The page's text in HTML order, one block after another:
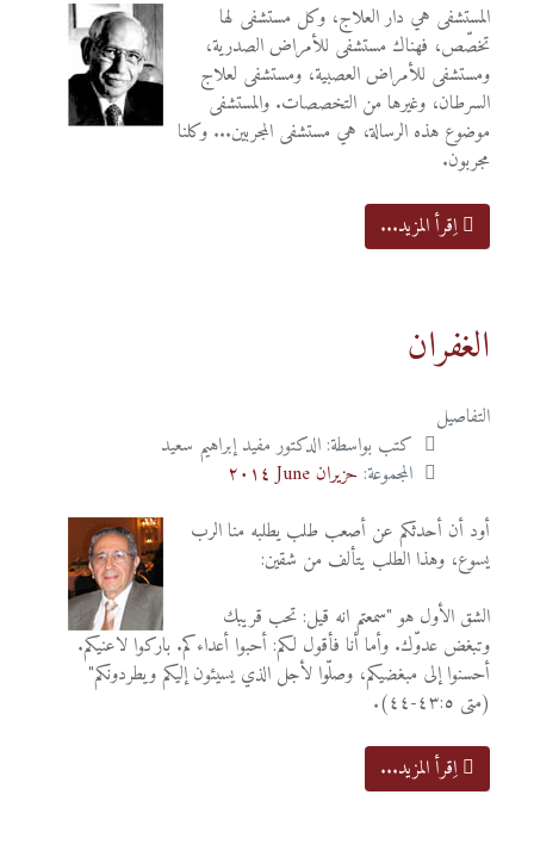
المستشفى هي دار العلاج، وكل مستشفى لها
تخصّص، فهناك مستشفى للأمراض الصدرية،
ومستشفى للأمراض العصبية، ومستشفى لعلاج
السرطان، وغيرها من التخصصات. والمستشفى
موضوع هذه الرسالة، هي مستشفى المجربين... وكلنا
مجربون.
اِقرأ المزيد...
الغفران
التفاصيل
كتب بواسطة: الدكتور مفيد إبراهيم سعيد
المجموعة: حزيران June ٢٠١٤
أود أن أحدثكم عن أصعب طلب يطلبه منا الرب
يسوع، وهذا الطلب يتألف من شقين:
الشق الأول هو "سمعتم انه قيل: تحب قريبك
وتبغض عدوّك. وأما أنا فأقول لكم: أحبوا أعداءكم. باركوا لاعنيكم.
أحسنوا إلى مبغضيكم، وصلّوا لأجل الذي يسيئون إليكم ويطردونكم"
(متى ٤٣:٥-٤٤).
اِقرأ المزيد...